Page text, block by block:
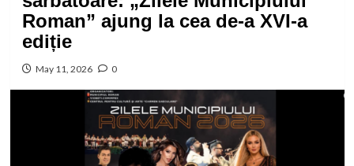
Roman” ajung la cea de-a XVI-a
ediție
May 11, 2026 0